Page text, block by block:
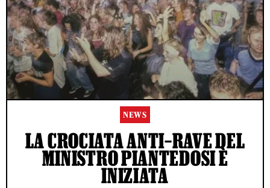
NEWS
LA CROCIATA ANTI–RAVE DEL
MINISTRO PIANTEDOSI È
INIZIATA